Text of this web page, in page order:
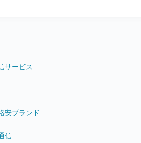
サービス
安ブランド
信